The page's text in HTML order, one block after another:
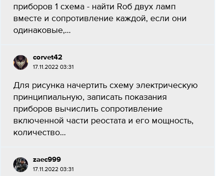
приборов 1 схема - найти Rоб двух ламп
вместе и сопротивление каждой, если они
одинаковые,...
corvet42
17.11.2022 03:31
Для рисунка начертить схему электрическую
принципиальную, записать показания
приборов вычислить сопротивление
включенной части реостата и его мощность,
количество...
zaec999
17.11.2022 03:31